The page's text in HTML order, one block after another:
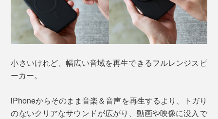
小さいけれど、幅広い音域を再生できるフルレンジスピ
ーカー。
iPhoneからそのまま音楽＆音声を再生するより、トガり
のないクリアなサウンドが広がり、動画や映像に没入で